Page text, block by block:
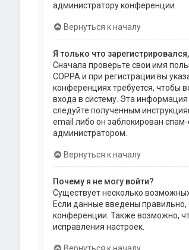
администратору конференции.
Вернуться к началу
Я только что
Сначала проверьте свои имя
COPPA и при регистрации вы
конференциях требуется, чтобы
входа в систему. Эта
следуйте полученным
email либо он заблокирован
администратором.
Вернуться к началу
Почему я не могу войти?
Существует несколько
Если данные введены
конференции. Также возможно,
исправления настроек.